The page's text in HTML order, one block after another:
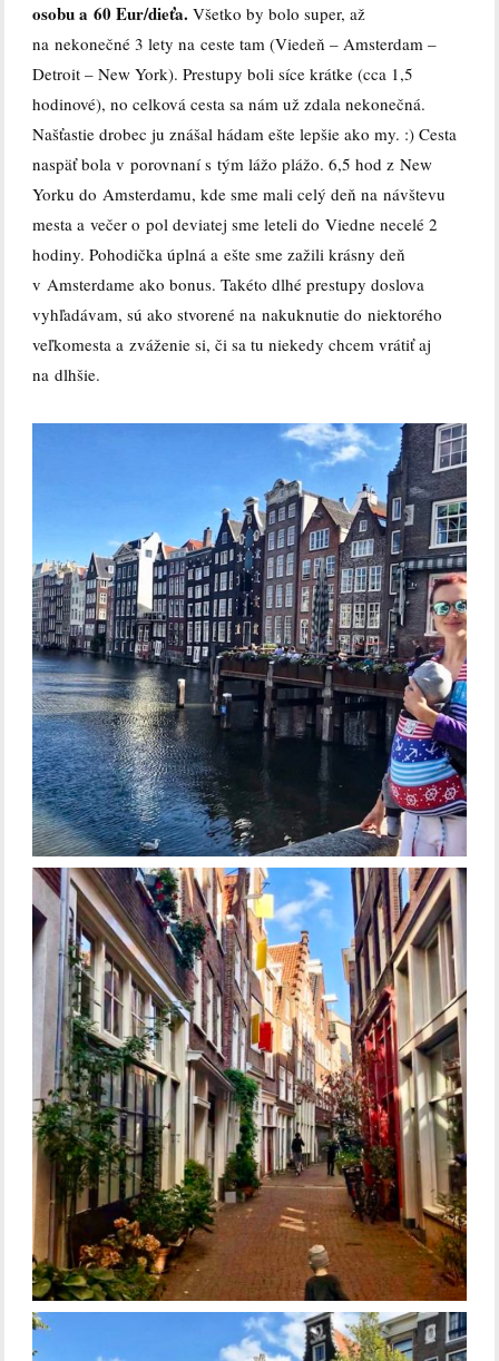
osobu a 60 Eur/dieťa. Všetko by bolo super, až
na nekonečné 3 lety na ceste tam (Viedeň – Amsterdam –
Detroit – New York). Prestupy boli síce krátke (cca 1,5
hodinové), no celková cesta sa nám už zdala nekonečná.
Našťastie drobec ju znášal hádam ešte lepšie ako my. :) Cesta
naspäť bola v porovnaní s tým lážo plážo. 6,5 hod z New
Yorku do Amsterdamu, kde sme mali celý deň na návštevu
mesta a večer o pol deviatej sme leteli do Viedne necelé 2
hodiny. Pohodička úplná a ešte sme zažili krásny deň
v Amsterdame ako bonus. Takéto dlhé prestupy doslova
vyhľadávam, sú ako stvorené na nakuknutie do niektorého
veľkomesta a zváženie si, či sa tu niekedy chcem vrátiť aj
na dlhšie.